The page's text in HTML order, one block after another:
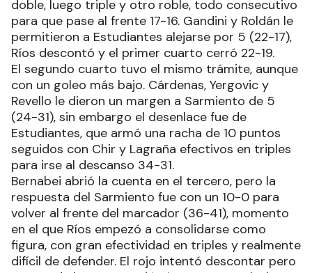
doble, luego triple y otro roble, todo consecutivo
para que pase al frente 17-16. Gandini y Roldán le
permitieron a Estudiantes alejarse por 5 (22-17),
Ríos descontó y el primer cuarto cerró 22-19.
El segundo cuarto tuvo el mismo trámite, aunque
con un goleo más bajo. Cárdenas, Yergovic y
Revello le dieron un margen a Sarmiento de 5
(24-31), sin embargo el desenlace fue de
Estudiantes, que armó una racha de 10 puntos
seguidos con Chir y Lagraña efectivos en triples
para irse al descanso 34-31.
Bernabei abrió la cuenta en el tercero, pero la
respuesta del Sarmiento fue con un 10-0 para
volver al frente del marcador (36-41), momento
en el que Ríos empezó a consolidarse como
figura, con gran efectividad en triples y realmente
difícil de defender. El rojo intentó descontar pero